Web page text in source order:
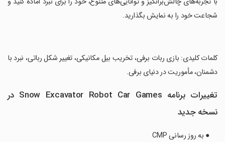
شجاعت خود را به نمایش بگذارید.
‏کلمات کلیدی: بازی ربات برفی، تخریب بیل مکانیکی، تغییر شکل رباتی، نبرد با
دشمنان، مأموریت در دنیای برفی.
تغییرات برنامه Snow Excavator Robot Car Games در
نسخه جدید
● به روز رسانی CMP